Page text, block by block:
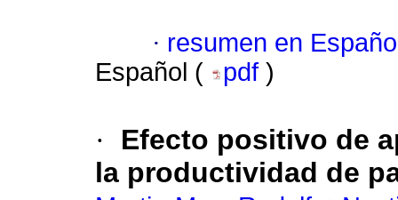
· resumen en
Español (
pdf )
·
Efecto positivo de
la productividad de